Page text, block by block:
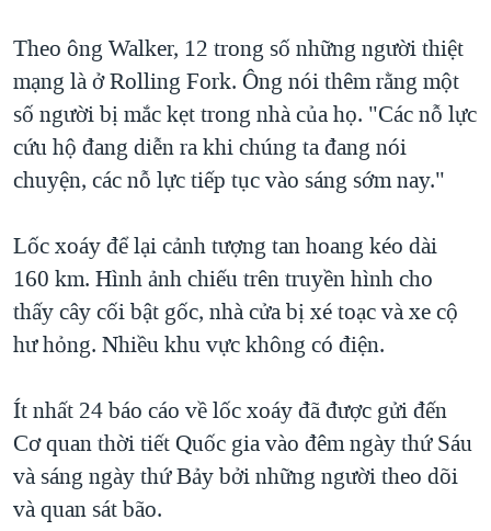
Theo ông Walker, 12 trong số những người thiệt
mạng là ở Rolling Fork. Ông nói thêm rằng một
số người bị mắc kẹt trong nhà của họ. "Các nỗ lực
cứu hộ đang diễn ra khi chúng ta đang nói
chuyện, các nỗ lực tiếp tục vào sáng sớm nay."
Lốc xoáy để lại cảnh tượng tan hoang kéo dài
160 km. Hình ảnh chiếu trên truyền hình cho
thấy cây cối bật gốc, nhà cửa bị xé toạc và xe cộ
hư hỏng. Nhiều khu vực không có điện.
Ít nhất 24 báo cáo về lốc xoáy đã được gửi đến
Cơ quan thời tiết Quốc gia vào đêm ngày thứ Sáu
và sáng ngày thứ Bảy bởi những người theo dõi
và quan sát bão.